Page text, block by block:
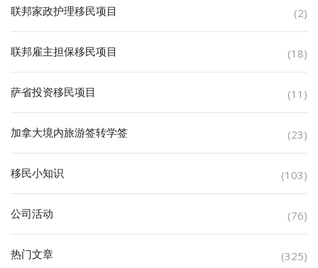
联邦家政护理移民项目 (2)
联邦雇主担保移民项目 (18)
萨省投资移民项目 (11)
加拿大境内旅游签转学签 (23)
移民小知识 (103)
公司活动 (76)
热门文章 (325)